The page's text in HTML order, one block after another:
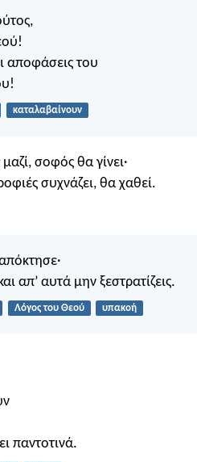
αποφάσεις του
καταλαβαίνουν
σοφός θα γίνει·
συχνάζει, θα χαθεί.
απ’ αυτά μην ξεστρατίζεις.
Λόγος του Θεού υπακοή
παντοτινά.